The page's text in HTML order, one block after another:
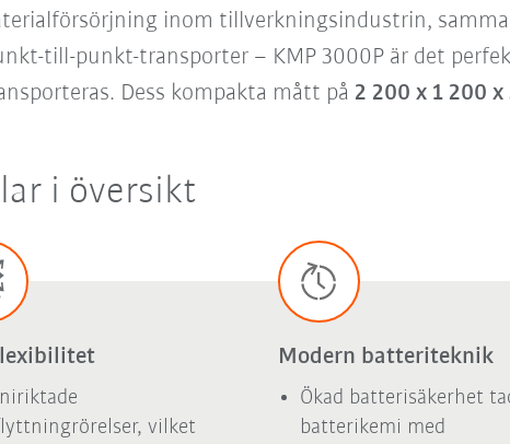
inom tillverkningsindustrin,
till-punkt-transporter – KMP 3000P är det
Dess kompakta mått på 2 200 x 1 200 x
i översikt
vilket
Modern batteriteknik
Ökad batterisäkerhet
batterikemi med